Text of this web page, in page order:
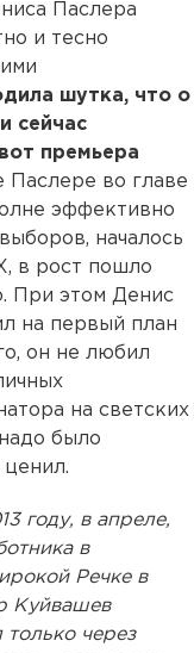
Паслера
и тесно
шутка, что о
сейчас
премьера
Паслере во главе
эффективно
началось
в рост пошло
При этом Денис
на первый план
он не любил
на светских
было
ценил.
году, в апреле,
в
Речке в
Куйвашев
через